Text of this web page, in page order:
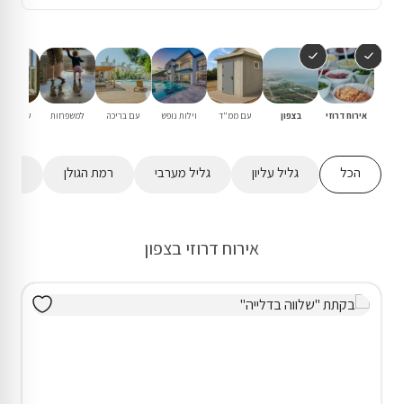
אירוח דרוזי בצפון עם ממ"ד וילות נופש עם בריכה למשפחות שומרי
הכל גליל עליון גליל מערבי רמת הגולן
אירוח דרוזי בצפון